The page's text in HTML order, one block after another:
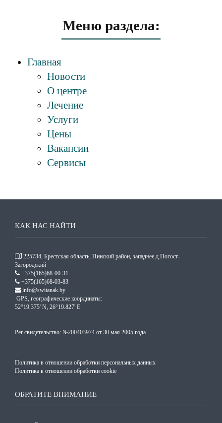
Меню раздела:
Главная
Новости
О центре
Лечение
Услуги
Цены
Вакансии
Сервисы
КАК НАС НАЙТИ
225734, Брестская область, Пинский район, западнее д.Погост-
Загородский
+375(165)68-00-31
+375(165)68-03-83
info@switanak.by
GPS, географические координаты:
52°19.375' N, 26°19.827' E
Рег.свидетельство: №200403974 от 30 мая 2005 года
Политика в отношении обработки персональных данных
Политика в отношении обработки cookie
ОБРАТИТЕ ВНИМАНИЕ